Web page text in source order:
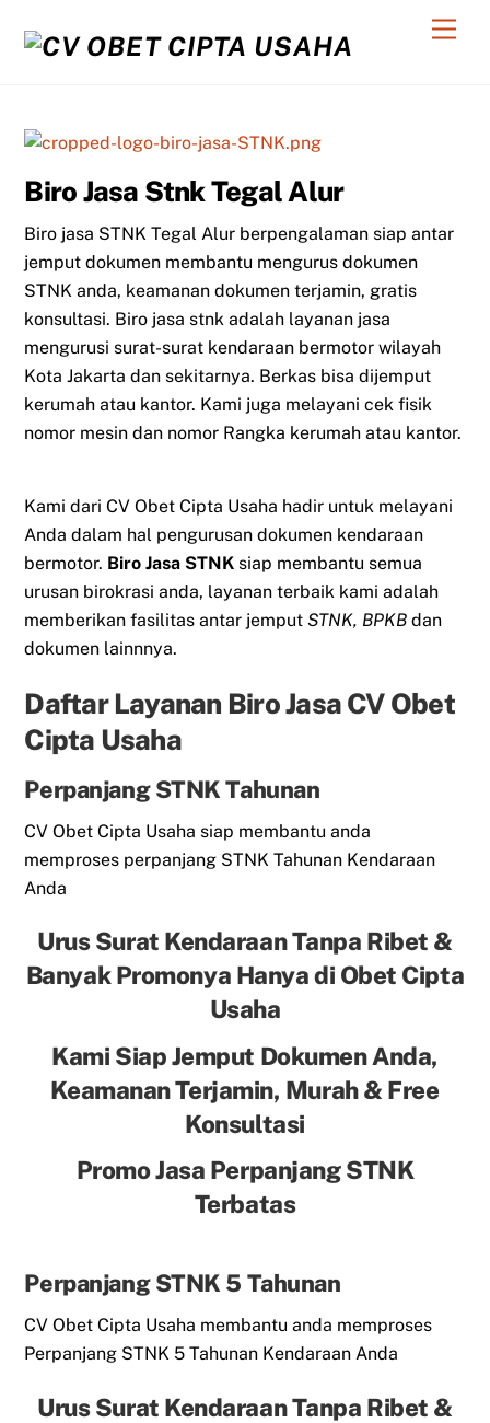
Biro Jasa Stnk Tegal Alur
Biro jasa STNK Tegal Alur berpengalaman siap antar
jemput dokumen membantu mengurus dokumen
STNK anda, keamanan dokumen terjamin, gratis
konsultasi. Biro jasa stnk adalah layanan jasa
mengurusi surat-surat kendaraan bermotor wilayah
Kota Jakarta dan sekitarnya. Berkas bisa dijemput
kerumah atau kantor. Kami juga melayani cek fisik
nomor mesin dan nomor Rangka kerumah atau kantor.
Kami dari CV Obet Cipta Usaha hadir untuk melayani
Anda dalam hal pengurusan dokumen kendaraan
bermotor. Biro Jasa STNK siap membantu semua
urusan birokrasi anda, layanan terbaik kami adalah
memberikan fasilitas antar jemputSTNK, BPKB dan
dokumen lainnnya.
Daftar Layanan Biro Jasa CV Obet
Cipta Usaha
Perpanjang STNK Tahunan
CV Obet Cipta Usaha siap membantu anda
memproses perpanjang STNK Tahunan Kendaraan
Anda
Urus Surat Kendaraan Tanpa Ribet &
Banyak Promonya Hanya di Obet Cipta
Usaha
Kami Siap Jemput Dokumen Anda,
Keamanan Terjamin, Murah & Free
Konsultasi
Promo Jasa Perpanjang STNK
Terbatas
Perpanjang STNK 5 Tahunan
CV Obet Cipta Usaha membantu anda memproses
Perpanjang STNK 5 Tahunan Kendaraan Anda
Urus Surat Kendaraan Tanpa Ribet &